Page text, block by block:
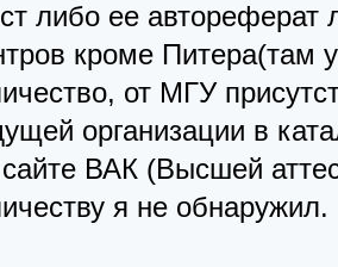
либо ее автореферат
кроме Питера(там
от МГУ
организации в
ВАК (Высшей
я не обнаружил.